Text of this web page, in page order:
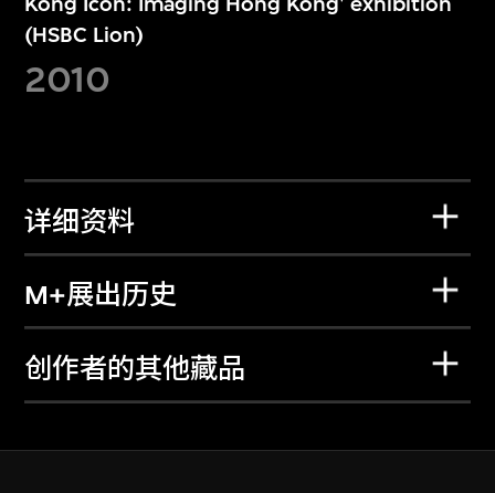
(HSBC Lion)
2010
详细资料
M+展出历史
创作者的其他藏品